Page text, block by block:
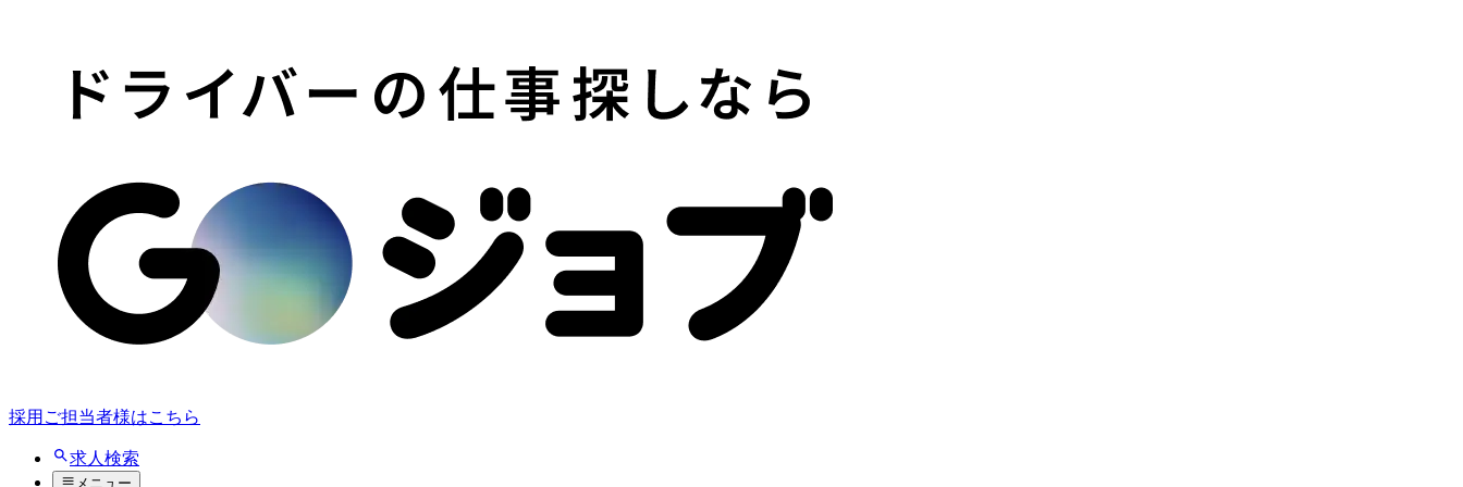
採用ご担当者様はこちら
求人検索
メニュー